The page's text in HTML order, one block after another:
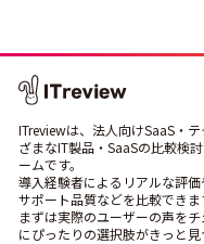
ITreviewは、法人向けSaaS・
ざまなIT製品・SaaSの比較検
ームです。
導入経験者によるリアルな評価
サポート品質などを比較できま
まずは実際のユーザーの声を
にぴったりの選択肢がきっと見